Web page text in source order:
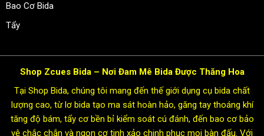
Bao Cơ Bida
Tẩy
Shop Zcues Bida – Nơi Đam Mê Bida Được Thăng Hoa
Tại Shop Bida, chúng tôi mang đến thế giới dụng cụ bida chất
lượng cao, từ lơ bida tạo ma sát hoàn hảo, găng tay thoáng khí
tăng độ bám, tẩy cơ bền bỉ kiểm soát cú đánh, đến bao cơ bảo
vệ chắc chắn và ngọn cơ tinh xảo chinh phục mọi bàn đấu. Với